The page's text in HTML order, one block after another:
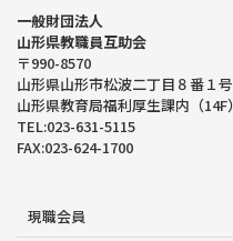
一般財団法人
山形県教職員互助会
〒990-8570
山形県山形市松波二丁目８番１号
山形県教育局福利厚生課内（14F）
TEL:023-631-5115
FAX:023-624-1700
現職会員